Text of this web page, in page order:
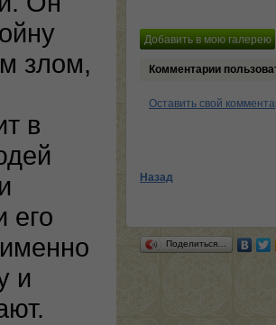
злом,
в
его
и
Комментарии
Оставить свой
Назад
Поделиться…